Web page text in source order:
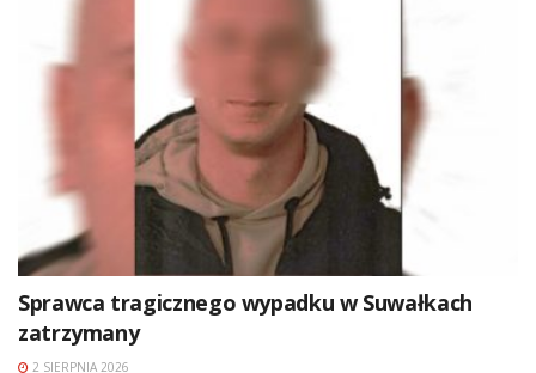
Sprawca tragicznego wypadku w Suwałkach
zatrzymany
2 SIERPNIA 2026